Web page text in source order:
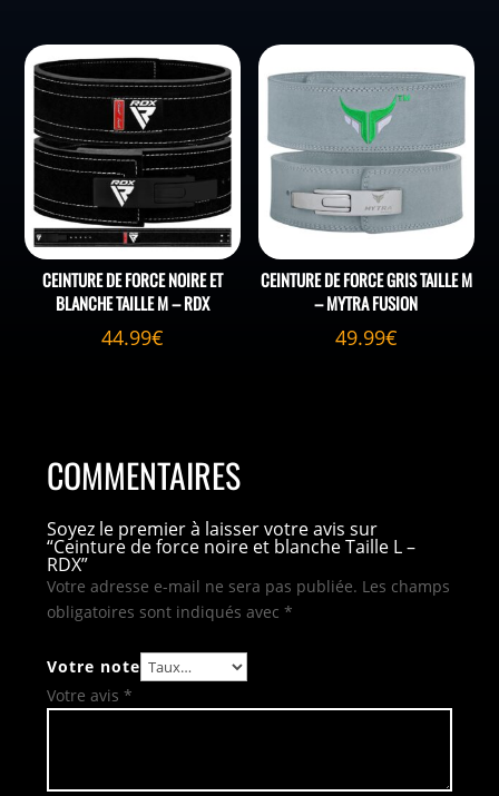
CEINTURE DE FORCE NOIRE ET
BLANCHE TAILLE M – RDX
44.99€
CEINTURE DE FORCE GRIS TAILLE M
– MYTRA FUSION
49.99€
COMMENTAIRES
Soyez le premier à laisser votre avis sur
“Ceinture de force noire et blanche Taille L –
RDX”
Votre adresse e-mail ne sera pas publiée. Les champs
obligatoires sont indiqués avec*
Votre note
Votre avis*